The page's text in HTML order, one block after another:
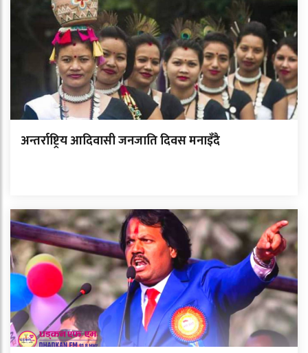
अन्तर्राष्ट्रिय आदिवासी जनजाति दिवस मनाइँदै